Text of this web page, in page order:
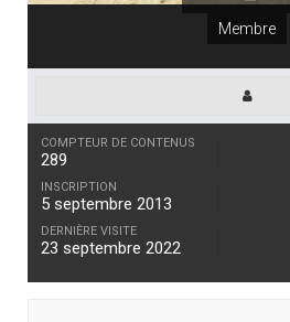
Membre
COMPTEUR DE CONTENUS
289
INSCRIPTION
5 septembre 2013
DERNIÈRE VISITE
23 septembre 2022